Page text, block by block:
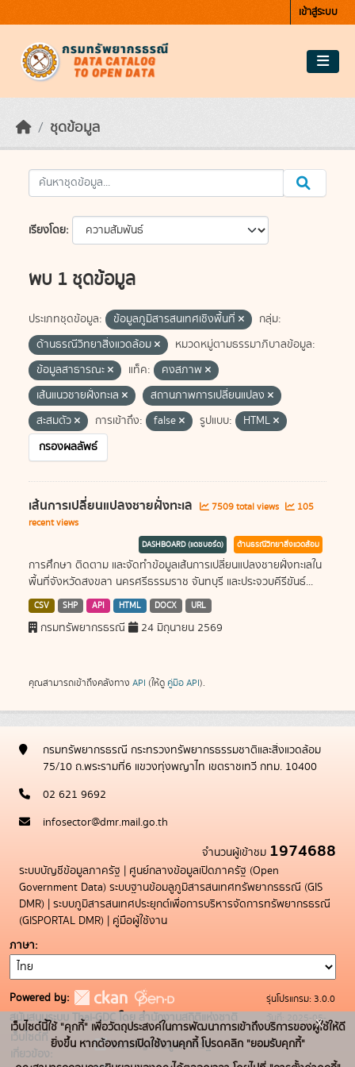
เข้าสู่ระบบ
ชุดข้อมูล
เรียงโดย
พบ 1 ชุดข้อมูล
ประเภทชุดข้อมูล: ข้อมูลภูมิสารสนเทศเชิงพื้นที่
กลุ่ม:
ด้านธรณีวิทยาสิ่งแวดล้อม
หมวดหมู่ตามธรรมาภิบาลข้อมูล:
ข้อมูลสาธารณะ
แท็ค:
คงสภาพ
เส้นแนวชายฝั่งทะเล
สถานภาพการเปลี่ยนแปลง
สะสมตัว
การเข้าถึง: false รูปแบบ:
HTML
กรองผลลัพธ์
เส้นการเปลี่ยนแปลงชายฝั่งทะเล 7509 total views
105
recent views
DASHBOARD (แดชบอร์ด) ด้านธรณีวิทยาสิ่งแวดล้อม
การศึกษา ติดตาม และจัดทำข้อมูลเส้นการเปลี่ยนแปลงชายฝั่งทะเลใน
พื้นที่จังหวัดสงขลา นครศรีธรรมราช จันทบุรี และประจวบคีรีขันธ์...
CSV SHP API HTML DOCX URL
กรมทรัพยากรธรณี 24 มิถุนายน 2569
คุณสามารถเข้าถึงคลังทาง API (ให้ดู คู่มือ API).
กรมทรัพยากรธรณี กระทรวงทรัพยากรธรรมชาติและสิ่งแวดล้อม
75/10 ถ.พระรามที่6 แขวงทุ่งพญาไท เขตราชเทวี กทม. 10400
02 621 9692
infosector@dmr.mail.go.th
จำนวนผู้เข้าชม 1974688
ระบบบัญชีข้อมูลภาครัฐ | ศูนย์กลางข้อมูลเปิดภาครัฐ (Open
Government Data) ระบบฐานข้อมลูภูมิสารสนเทศทรัพยากรธรณี (GIS
DMR) | ระบบภูมิสารสนเทศประยุกต์เพื่อการบริหารจัดการทรัพยากรธรณี
(GISPORTAL DMR) | คู่มือผู้ใช้งาน
ภาษา
Powered by:
สนับสนุนระบบ Thai-GDC โดย สำนักงานสถิติแห่งชาติ
เว็บไซต์ที่
เกี่ยวข้อง:
ระบบบัญชีข้อมูลภาครัฐ
รุ่นโปรแกรม: 3.0.0
วันที่: 2025-05-
19
เว็บไซต์นี้ใช้ "คุกกี้" เพื่อวัตถุประสงค์ในการพัฒนาการเข้าถึงบริการของผู้ใช้ให้ดี
ยิ่งขึ้น หากต้องการเปิดใช้งานคุกกี้ โปรดคลิก "ยอมรับคุกกี้"
x